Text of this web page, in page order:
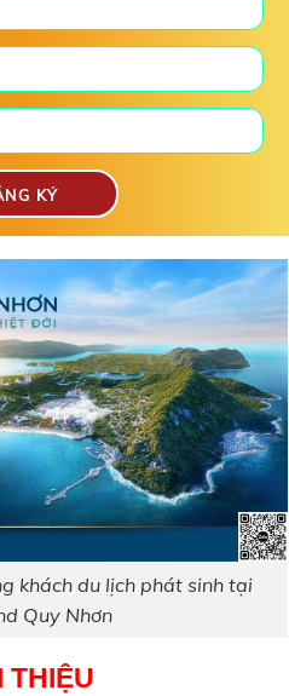
khách du lịch phát sinh tại
Quy Nhơn
THIỆU